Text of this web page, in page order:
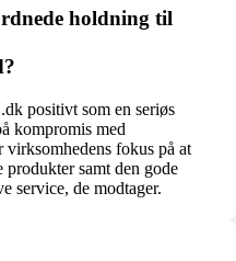
holdning til
positivt som en seriøs
kompromis med
fokus på at
produkter samt den gode
service, de modtager.